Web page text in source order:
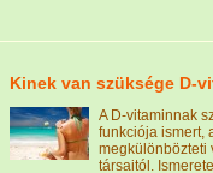
Kinek van szüksége D-
A D-vitaminnak
funkciója ismert,
megkülönbözteti
társaitól.